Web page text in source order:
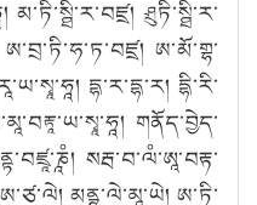
མ་ཏི་སྠི་ར་བཛྲ། ཤྲུཏི་སྠི་ར་
ཨ་མོ་གྷ་
དྷ་ར་དྷ་ར། དྷི་རི་
གནོད་བྱེད་
སརྦ་བ་ལཾ་ཨཱ་བརྟ་
མནྚ་ལེ་མཱ་ཡེ། ཨ་ཏི་